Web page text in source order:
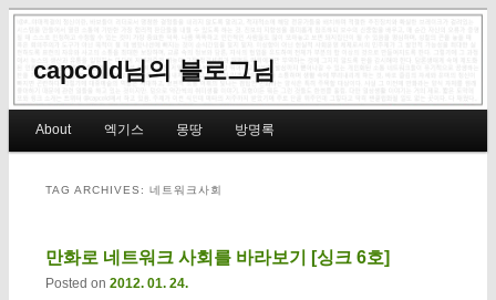
capcold님의 블로그님
Skip to primary content
Skip to secondary content
About 엑기스 몽땅 방명록
TAG ARCHIVES: 네트워크사회
만화로 네트워크 사회를 바라보기 [싱크 6호]
Posted on 2012. 01. 24.